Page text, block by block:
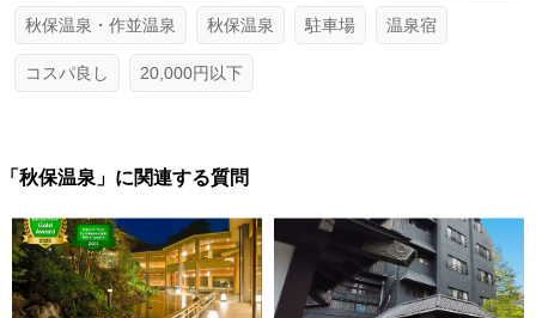
秋保温泉・作並温泉 秋保温泉 駐車場 温泉宿
コスパ良し 20,000円以下
「秋保温泉」に関連する質問